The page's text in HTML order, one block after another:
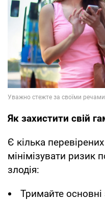
Як захистити свій
Є кілька
мінімізувати ризик
злодія:
Тримайте основні